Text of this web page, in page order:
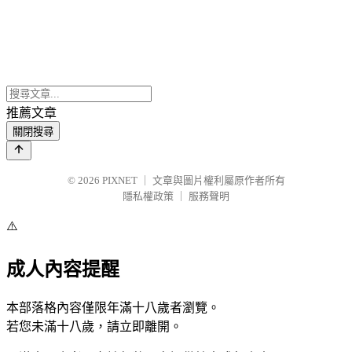
推薦文章
關閉搜尋
© 2026 PIXNET
文章與圖片權利屬原作者所有
隱私權政策
服務聲明
⚠️
成人內容提醒
本部落格內容僅限年滿十八歲者瀏覽。
若您未滿十八歲，請立即離開。